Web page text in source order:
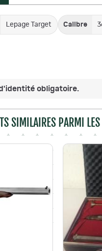
Lepage Target Calibre
obligatoire.
SIMILAIRES PARMI LES